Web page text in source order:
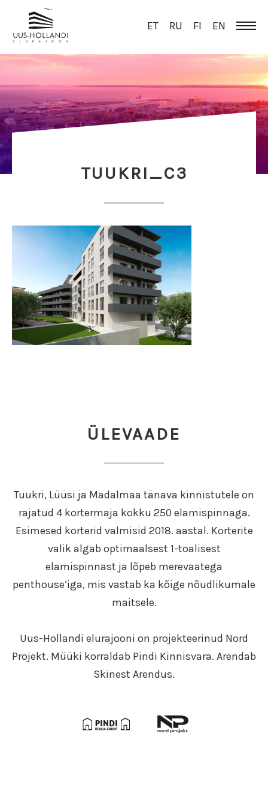
ET RU FI EN
TUUKRI_C3
ÜLEVAADE
Tuukri, Lüüsi ja Madalmaa tänava kinnistutele on
rajatud 4 kortermaja kokku 250 elamispinnaga.
Esimesed korterid valmisid 2018. aastal. Korterite
valik algab optimaalsest 1-toalisest
elamispinnast ja lõpeb merevaatega
penthouse’iga, mis vastab ka kõige nõudlikumale
maitsele.
Uus-Hollandi elurajooni on projekteerinud Nord
Projekt. Müüki korraldab Pindi Kinnisvara. Arendab
Skinest Arendus.